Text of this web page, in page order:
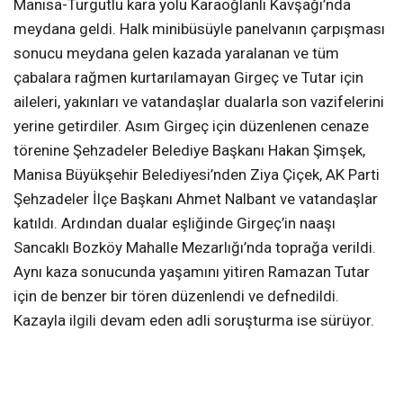
Manisa-Turgutlu kara yolu Karaoğlanlı Kavşağı’nda
meydana geldi. Halk minibüsüyle panelvanın çarpışması
sonucu meydana gelen kazada yaralanan ve tüm
çabalara rağmen kurtarılamayan Girgeç ve Tutar için
aileleri, yakınları ve vatandaşlar dualarla son vazifelerini
yerine getirdiler. Asım Girgeç için düzenlenen cenaze
törenine Şehzadeler Belediye Başkanı Hakan Şimşek,
Manisa Büyükşehir Belediyesi’nden Ziya Çiçek, AK Parti
Şehzadeler İlçe Başkanı Ahmet Nalbant ve vatandaşlar
katıldı. Ardından dualar eşliğinde Girgeç’in naaşı
Sancaklı Bozköy Mahalle Mezarlığı’nda toprağa verildi.
Aynı kaza sonucunda yaşamını yitiren Ramazan Tutar
için de benzer bir tören düzenlendi ve defnedildi.
Kazayla ilgili devam eden adli soruşturma ise sürüyor.